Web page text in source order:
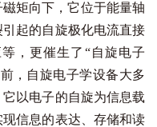
磁矩向下，它位于能量轴
起的自旋极化电流直接
，更催生了“自旋电子
，自旋电子学设备大多
以电子的自旋为信息载
信息的表达、存储和读